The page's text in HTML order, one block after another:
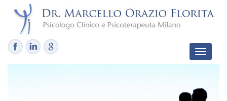
Toggle